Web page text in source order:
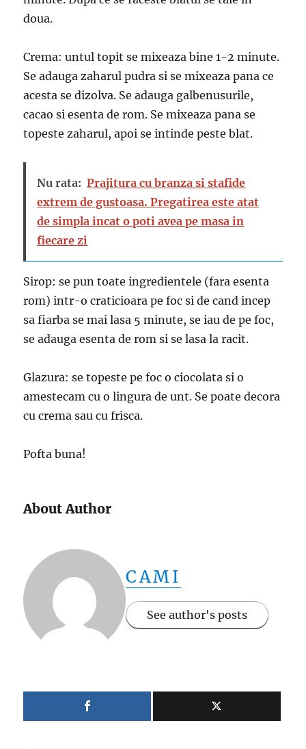
doua.
Crema: untul topit se mixeaza bine 1-2 minute.
Se adauga zaharul pudra si se mixeaza pana ce
acesta se dizolva. Se adauga galbenusurile,
cacao si esenta de rom. Se mixeaza pana se
topeste zaharul, apoi se intinde peste blat.
Nu rata: Prajitura cu branza si stafide
extrem de gustoasa. Pregatirea este atat
de simpla incat o poti avea pe masa in
fiecare zi
Sirop: se pun toate ingredientele (fara esenta
rom) intr-o craticioara pe foc si de cand incep
sa fiarba se mai lasa 5 minute, se iau de pe foc,
se adauga esenta de rom si se lasa la racit.
Glazura: se topeste pe foc o ciocolata si o
amestecam cu o lingura de unt. Se poate decora
cu crema sau cu frisca.
Pofta buna!
About Author
CAMI
See author's posts